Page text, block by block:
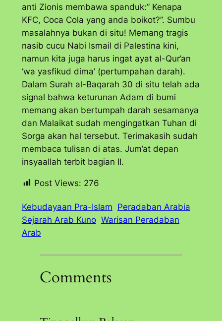
anti Zionis membawa spanduk:” Kenapa
KFC, Coca Cola yang anda boikot?”. Sumbu
masalahnya bukan di situ! Memang tragis
nasib cucu Nabi Ismail di Palestina kini,
namun kita juga harus ingat ayat al-Qur’an
‘wa yasfikud dima’ (pertumpahan darah).
Dalam Surah al-Baqarah 30 di situ telah ada
signal bahwa keturunan Adam di bumi
memang akan bertumpah darah sesamanya
dan Malaikat sudah mengingatkan Tuhan di
Sorga akan hal tersebut. Terimakasih sudah
membaca tulisan di atas. Jum’at depan
insyaallah terbit bagian II.
Post Views: 276
Kebudayaan Pra-Islam Peradaban Arabia
Sejarah Arab Kuno Warisan Peradaban
Arab
Comments